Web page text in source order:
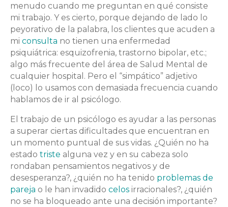
menudo cuando me preguntan en qué consiste
mi trabajo. Y es cierto, porque dejando de lado lo
peyorativo de la palabra, los clientes que acuden a
mi consulta no tienen una enfermedad
psiquiátrica: esquizofrenia, trastorno bipolar, etc.;
algo más frecuente del área de Salud Mental de
cualquier hospital. Pero el “simpático” adjetivo
(loco) lo usamos con demasiada frecuencia cuando
hablamos de ir al psicólogo.
El trabajo de un psicólogo es ayudar a las personas
a superar ciertas dificultades que encuentran en
un momento puntual de sus vidas. ¿Quién no ha
estado triste alguna vez y en su cabeza solo
rondaban pensamientos negativos y de
desesperanza?, ¿quién no ha tenido problemas de
pareja o le han invadido celos irracionales?, ¿quién
no se ha bloqueado ante una decisión importante?